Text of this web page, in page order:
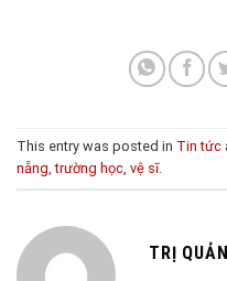
This entry was posted in Tin tức
nẵng,trường học, vệ sĩ.
TRỊ QUẢN